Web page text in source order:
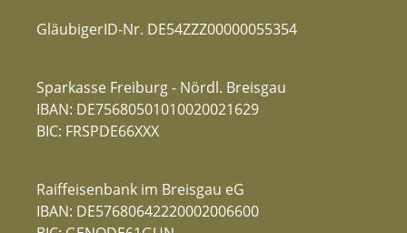
GläubigerID-Nr. DE54ZZZ00000055354
Sparkasse Freiburg - Nördl. Breisgau
IBAN: DE75680501010020021629
BIC: FRSPDE66XXX
Raiffeisenbank im Breisgau eG
IBAN: DE57680642220002006600